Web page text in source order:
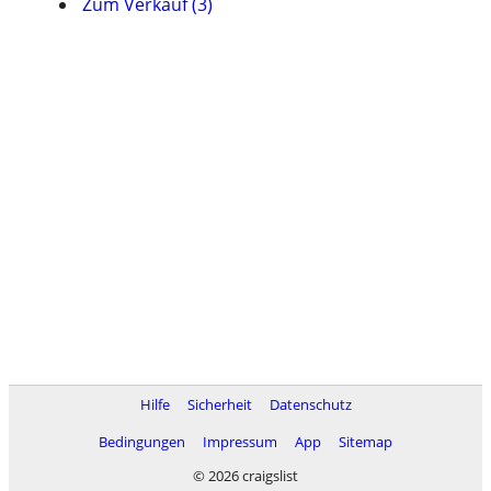
Hilfe Sicherheit
Datenschutz
Bedingungen
Impressum App
Sitemap
© 2026 craigslist